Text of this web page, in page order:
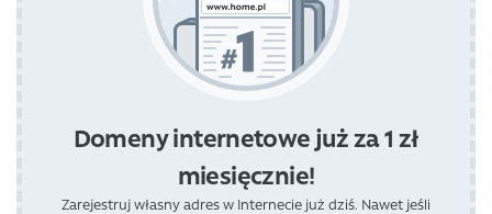
Domeny internetowe już za 1 zł
miesięcznie!
Zarejestruj własny adres w Internecie już dziś. Nawet jeśli